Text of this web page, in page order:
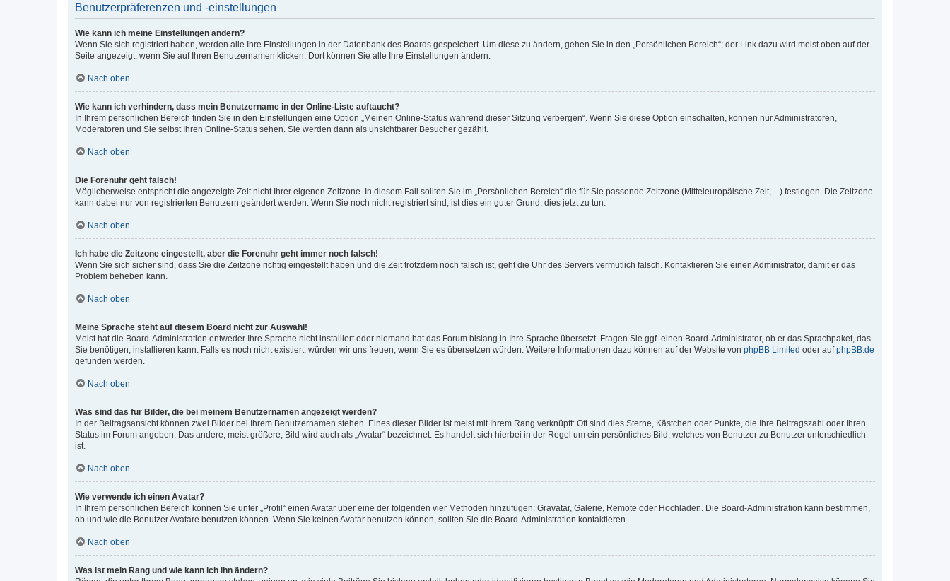
Benutzerpräferenzen und -einstellungen
Wie kann ich meine Einstellungen ändern?
Wenn Sie sich registriert haben, werden alle Ihre Einstellungen in der Datenbank des Boards gespeichert. Um diese zu ändern, gehen Sie in den „Persönlichen Bereich“; der Link dazu wird meist oben auf der
Seite angezeigt, wenn Sie auf Ihren Benutzernamen klicken. Dort können Sie alle Ihre Einstellungen ändern.
Nach oben
Wie kann ich verhindern, dass mein Benutzername in der Online-Liste auftaucht?
In Ihrem persönlichen Bereich finden Sie in den Einstellungen eine Option „Meinen Online-Status während dieser Sitzung verbergen“. Wenn Sie diese Option einschalten, können nur Administratoren,
Moderatoren und Sie selbst Ihren Online-Status sehen. Sie werden dann als unsichtbarer Besucher gezählt.
Nach oben
Die Forenuhr geht falsch!
Möglicherweise entspricht die angezeigte Zeit nicht Ihrer eigenen Zeitzone. In diesem Fall sollten Sie im „Persönlichen Bereich“ die für Sie passende Zeitzone (Mitteleuropäische Zeit, ...) festlegen. Die Zeitzone
kann dabei nur von registrierten Benutzern geändert werden. Wenn Sie noch nicht registriert sind, ist dies ein guter Grund, dies jetzt zu tun.
Nach oben
Ich habe die Zeitzone eingestellt, aber die Forenuhr geht immer noch falsch!
Wenn Sie sich sicher sind, dass Sie die Zeitzone richtig eingestellt haben und die Zeit trotzdem noch falsch ist, geht die Uhr des Servers vermutlich falsch. Kontaktieren Sie einen Administrator, damit er das
Problem beheben kann.
Nach oben
Meine Sprache steht auf diesem Board nicht zur Auswahl!
Meist hat die Board-Administration entweder Ihre Sprache nicht installiert oder niemand hat das Forum bislang in Ihre Sprache übersetzt. Fragen Sie ggf. einen Board-Administrator, ob er das Sprachpaket, das
Sie benötigen, installieren kann. Falls es noch nicht existiert, würden wir uns freuen, wenn Sie es übersetzen würden. Weitere Informationen dazu können auf der Website von phpBB Limited oder aufphpBB.de
gefunden werden.
Nach oben
Was sind das für Bilder, die bei meinem Benutzernamen angezeigt werden?
In der Beitragsansicht können zwei Bilder bei Ihrem Benutzernamen stehen. Eines dieser Bilder ist meist mit Ihrem Rang verknüpft: Oft sind dies Sterne, Kästchen oder Punkte, die Ihre Beitragszahl oder Ihren
Status im Forum angeben. Das andere, meist größere, Bild wird auch als „Avatar“ bezeichnet. Es handelt sich hierbei in der Regel um ein persönliches Bild, welches von Benutzer zu Benutzer unterschiedlich
ist.
Nach oben
Wie verwende ich einen Avatar?
In Ihrem persönlichen Bereich können Sie unter „Profil“ einen Avatar über eine der folgenden vier Methoden hinzufügen: Gravatar, Galerie, Remote oder Hochladen. Die Board-Administration kann bestimmen,
ob und wie die Benutzer Avatare benutzen können. Wenn Sie keinen Avatar benutzen können, sollten Sie die Board-Administration kontaktieren.
Nach oben
Was ist mein Rang und wie kann ich ihn ändern?